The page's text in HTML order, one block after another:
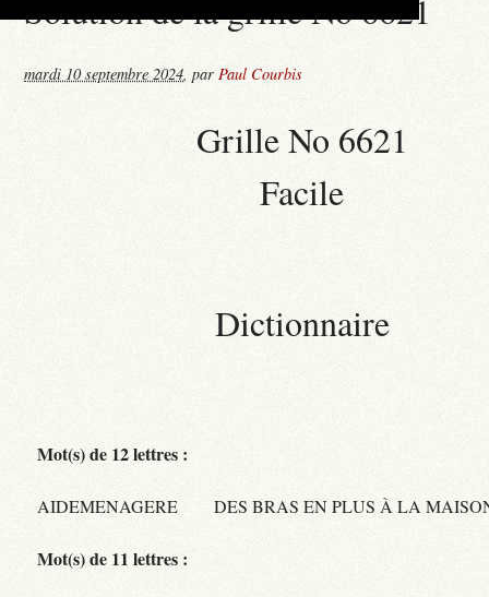
Solution de la grille No 6621
mardi 10 septembre 2024,parPaul Courbis
Grille No 6621
Facile
Dictionnaire
Mot(s) de 12 lettres :
AIDEMENAGERE DES BRAS EN PLUS À LA
Mot(s) de 11 lettres :